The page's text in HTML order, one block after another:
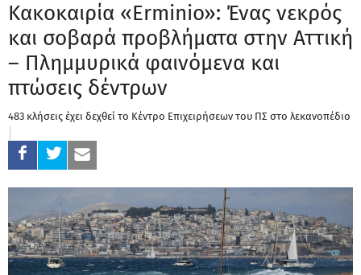
Κακοκαιρία «Erminio»: Ένας νεκρός
και σοβαρά προβλήματα στην Αττική
– Πλημμυρικά φαινόμενα και
πτώσεις δέντρων
483 κλήσεις έχει δεχθεί το Κέντρο Επιχειρήσεων του ΠΣ στο λεκανοπέδιο